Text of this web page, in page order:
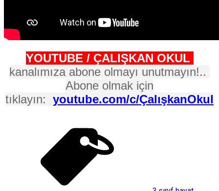
YOUTUBE / ÇALIŞKAN OKUL
kanalımıza abone olmayı unutmayın!..
Abone olmak için
tıklayın: youtube.com/c/ÇalışkanOkul